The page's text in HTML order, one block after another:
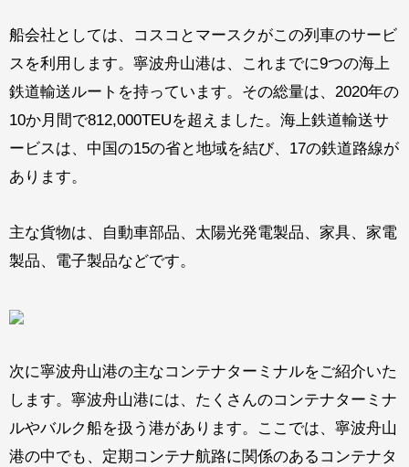
船会社としては、コスコとマースクがこの列車のサービ
スを利用します。寧波舟山港は、これまでに9つの海上
鉄道輸送ルートを持っています。その総量は、2020年の
10か月間で812,000TEUを超えました。海上鉄道輸送サ
ービスは、中国の15の省と地域を結び、17の鉄道路線が
あります。
主な貨物は、自動車部品、太陽光発電製品、家具、家電
製品、電子製品などです。
次に寧波舟山港の主なコンテナターミナルをご紹介いた
します。寧波舟山港には、たくさんのコンテナターミナ
ルやバルク船を扱う港があります。ここでは、寧波舟山
港の中でも、定期コンテナ航路に関係のあるコンテナタ